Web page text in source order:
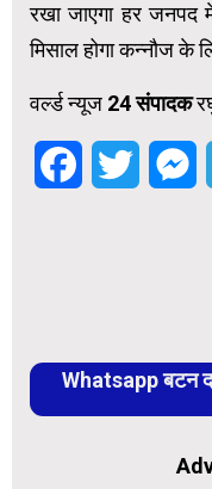
रखा जाएगा हर जनपद
मिसाल होगा कन्नौज के
वर्ल्ड न्यूज 24संपादक
FacebookTwitter
Whatsapp बटन